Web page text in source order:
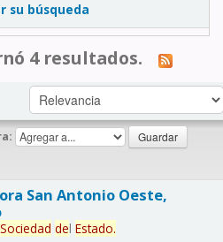
su búsqueda
4 resultados.
San Antonio Oeste,
Sociedad del Estado.